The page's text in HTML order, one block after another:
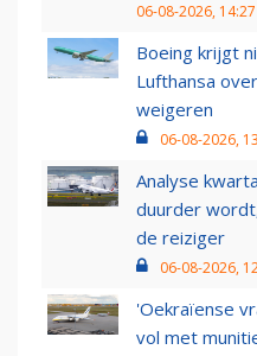
06-08-2026, 14:27
Boeing krijgt
Lufthansa
weigeren
06-08-2026,
Analyse
duurder
de reiziger
06-08-2026,
'Oekraïense
vol met